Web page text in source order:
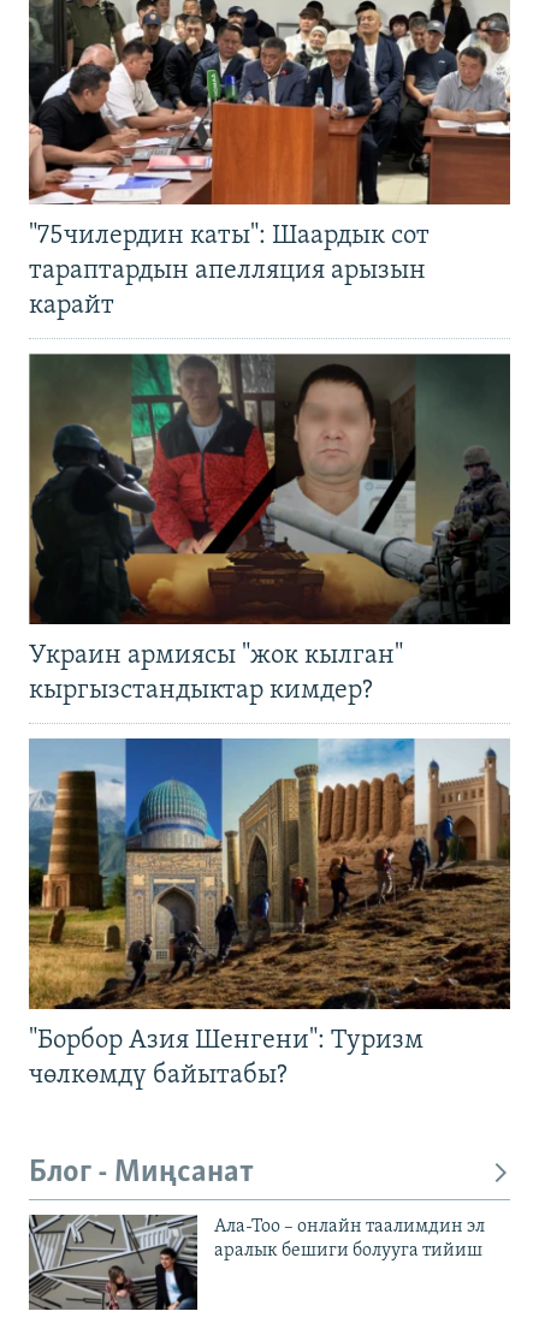
"75чилердин каты": Шаардык сот
тараптардын апелляция арызын
карайт
Украин армиясы "жок кылган"
кыргызстандыктар кимдер?
"Борбор Азия Шенгени": Туризм
чөлкөмдү байытабы?
Блог - Миңсанат
Ала-Тоо – онлайн таалимдин эл
аралык бешиги болууга тийиш